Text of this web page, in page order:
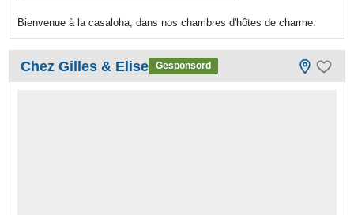
Bienvenue à la casaloha, dans nos chambres d'hôtes de charme.
Chez Gilles & Elise Gesponsord